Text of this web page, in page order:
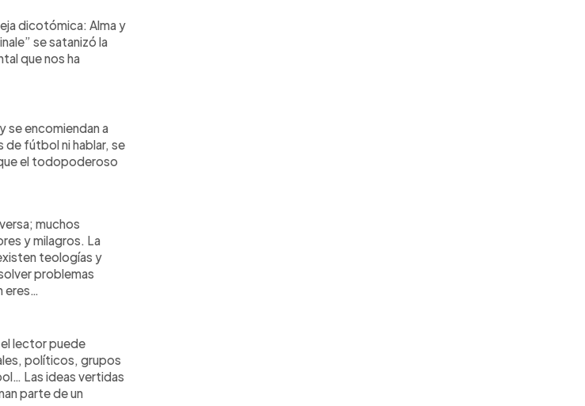
dicotómica: Alma y
se satanizó la
que nos ha
se encomiendan a
de fútbol ni hablar, se
el todopoderoso
muchos
y milagros. La
teologías y
problemas
eres…
lector puede
políticos, grupos
Las ideas vertidas
parte de un